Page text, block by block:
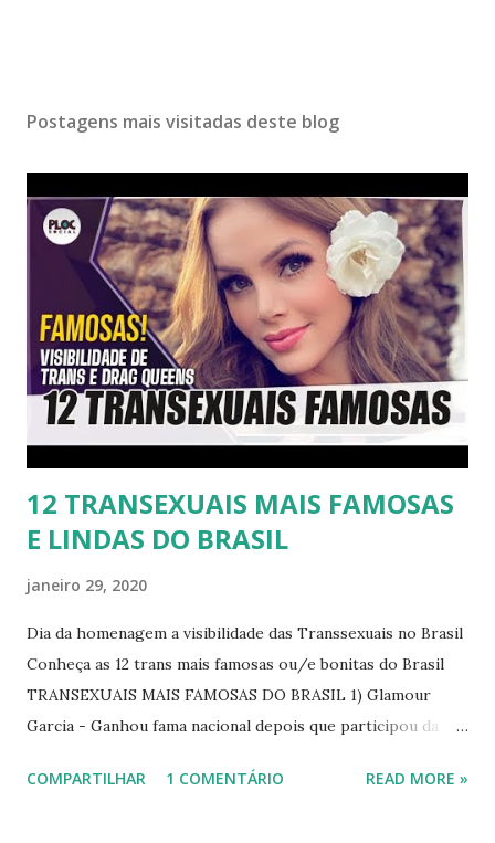
Postagens mais visitadas deste blog
12 TRANSEXUAIS MAIS FAMOSAS
E LINDAS DO BRASIL
janeiro 29, 2020
Dia da homenagem a visibilidade das Transsexuais no Brasil
Conheça as 12 trans mais famosas ou/e bonitas do Brasil
TRANSEXUAIS MAIS FAMOSAS DO BRASIL 1) Glamour
Garcia - Ganhou fama nacional depois que participou da
transexual, Britney. 2) Lea T é uma famosa modelo
COMPARTILHAR 1 COMENTÁRIO READ MORE »